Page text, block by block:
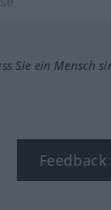
Sie ein Mensch